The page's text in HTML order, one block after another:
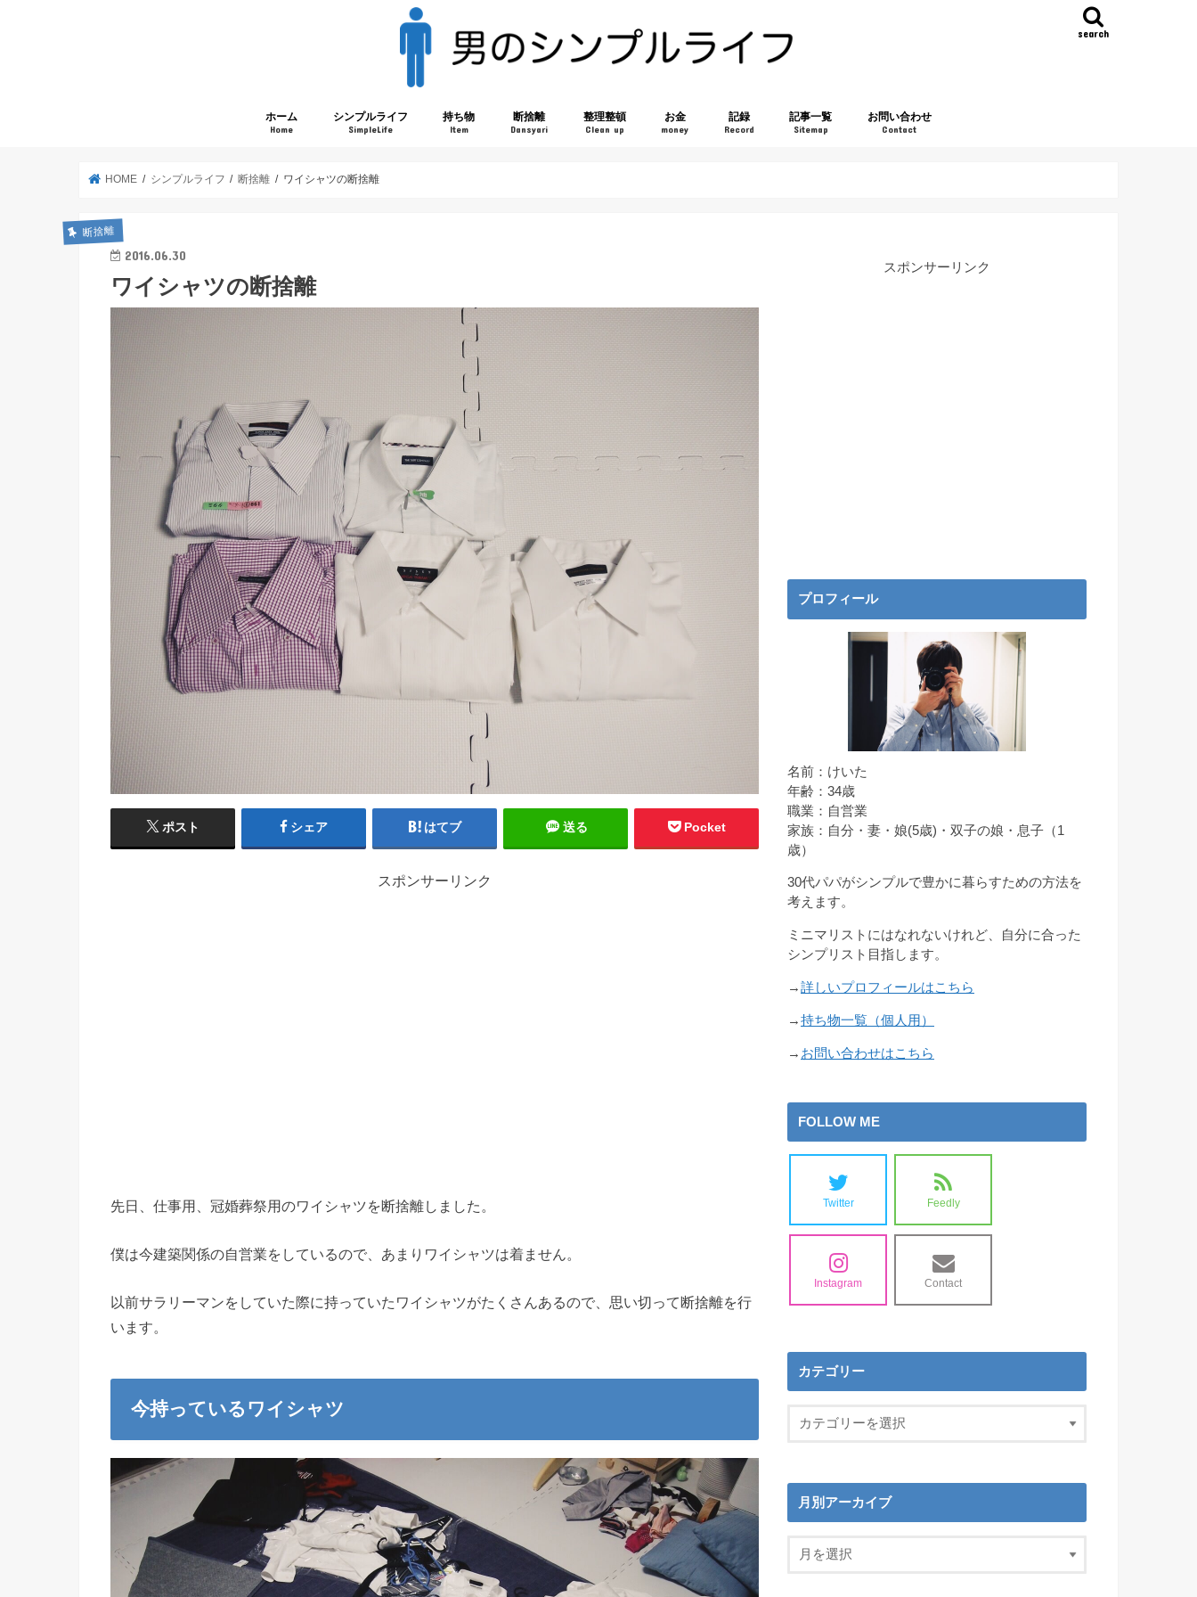
search
ホーム
Home
シンプルライフ
SimpleLife
持ち物
Item
断捨離
Dansyari
整理整頓
Clean up
お金
money
記録
Record
記事一覧
Sitemap
お問い合わせ
Contact
HOME シンプルライフ 断捨離 ワイシャツの断捨離
断捨離
2016.06.30
ワイシャツの断捨離
ポスト シェア はてブ 送る Pocket
スポンサーリンク
先日、仕事用、冠婚葬祭用のワイシャツを断捨離しました。
僕は今建築関係の自営業をしているので、あまりワイシャツは着ません。
以前サラリーマンをしていた際に持っていたワイシャツがたくさんあるので、思い切って断捨離を行
います。
今持っているワイシャツ
スポンサーリンク
プロフィール
名前：けいた
年齢：34歳
職業：自営業
家族：自分・妻・娘(5歳)・双子の娘・息子（1
歳）
30代パパがシンプルで豊かに暮らすための方法を
考えます。
ミニマリストにはなれないけれど、自分に合った
シンプリスト目指します。
→詳しいプロフィールはこちら
→持ち物一覧（個人用）
→ お問い合わせはこちら
FOLLOW ME
Twitter Feedly
Instagram Contact
カテゴリー
月別アーカイブ